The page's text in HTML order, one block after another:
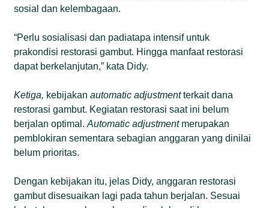
sosial dan kelembagaan.
“Perlu sosialisasi dan padiatapa intensif untuk
prakondisi restorasi gambut. Hingga manfaat restorasi
dapat berkelanjutan,” kata Didy.
Ketiga, kebijakanautomatic adjustmentterkait dana
restorasi gambut. Kegiatan restorasi saat ini belum
berjalan optimal.Automatic adjustmentmerupakan
pemblokiran sementara sebagian anggaran yang dinilai
belum prioritas.
Dengan kebijakan itu, jelas Didy, anggaran restorasi
gambut disesuaikan lagi pada tahun berjalan. Sesuai